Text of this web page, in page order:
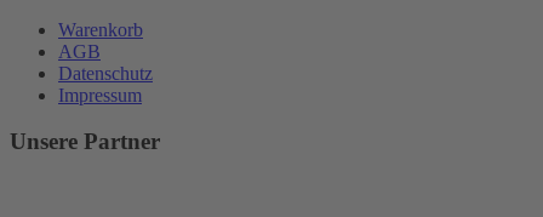
Warenkorb
AGB
Datenschutz
Impressum
Unsere Partner